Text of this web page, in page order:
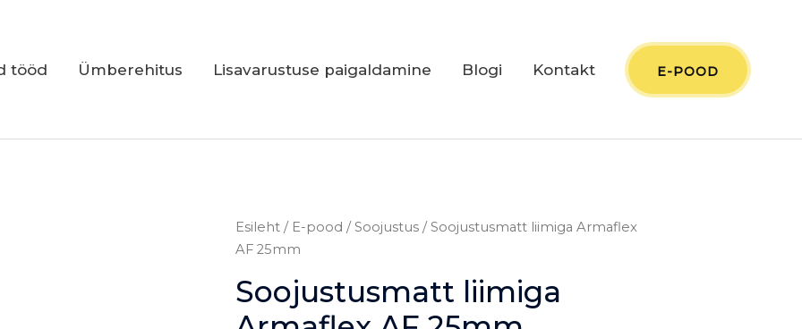
tööd Ümberehitus Lisavarustuse paigaldamine Blogi Kontakt E-POOD
Esileht / E-pood /Soojustus / Soojustusmatt liimiga Armaflex
AF 25mm
Soojustusmatt liimiga
Soojustusmatt
liimiga
AF
25mm